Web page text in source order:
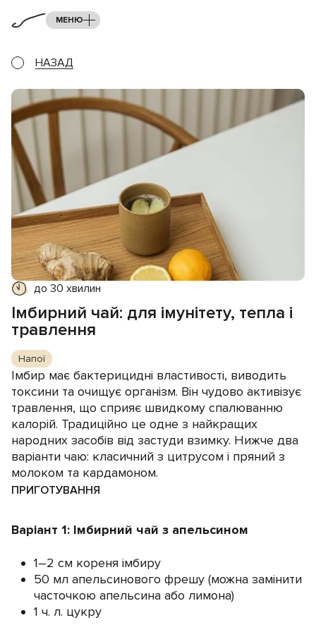
МЕНЮ
НАЗАД
до 30 хвилин
Імбирний чай: для імунітету, тепла і
травлення
Напої
Імбир має бактерицидні властивості, виводить
токсини та очищує організм. Він чудово активізує
травлення, що сприяє швидкому спалюванню
калорій. Традиційно це одне з найкращих
народних засобів від застуди взимку. Нижче два
варіанти чаю: класичний з цитрусом і пряний з
молоком та кардамоном.
ПРИГОТУВАННЯ
Варіант 1: Імбирний чай з апельсином
1–2 см кореня імбиру
50 мл апельсинового фрешу (можна замінити
часточкою апельсина або лимона)
1 ч. л. цукру